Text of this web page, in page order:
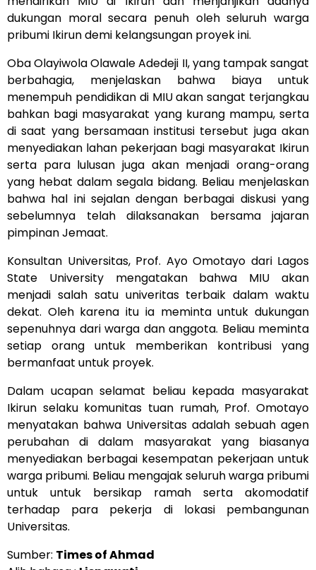
dukungan moral secara penuh oleh seluruh warga
pribumi Ikirun demi kelangsungan proyek ini.
Oba Olayiwola Olawale Adedeji II, yang tampak sangat
berbahagia, menjelaskan bahwa biaya untuk
menempuh pendidikan di MIU akan sangat terjangkau
bahkan bagi masyarakat yang kurang mampu, serta
di saat yang bersamaan institusi tersebut juga akan
menyediakan lahan pekerjaan bagi masyarakat Ikirun
serta para lulusan juga akan menjadi orang-orang
yang hebat dalam segala bidang. Beliau menjelaskan
bahwa hal ini sejalan dengan berbagai diskusi yang
sebelumnya telah dilaksanakan bersama jajaran
pimpinan Jemaat.
Konsultan Universitas, Prof. Ayo Omotayo dari Lagos
State University mengatakan bahwa MIU akan
menjadi salah satu univeritas terbaik dalam waktu
dekat. Oleh karena itu ia meminta untuk dukungan
sepenuhnya dari warga dan anggota. Beliau meminta
setiap orang untuk memberikan kontribusi yang
bermanfaat untuk proyek.
Dalam ucapan selamat beliau kepada masyarakat
Ikirun selaku komunitas tuan rumah, Prof. Omotayo
menyatakan bahwa Universitas adalah sebuah agen
perubahan di dalam masyarakat yang biasanya
menyediakan berbagai kesempatan pekerjaan untuk
warga pribumi. Beliau mengajak seluruh warga pribumi
untuk untuk bersikap ramah serta akomodatif
terhadap para pekerja di lokasi pembangunan
Universitas.
Sumber: Times of Ahmad